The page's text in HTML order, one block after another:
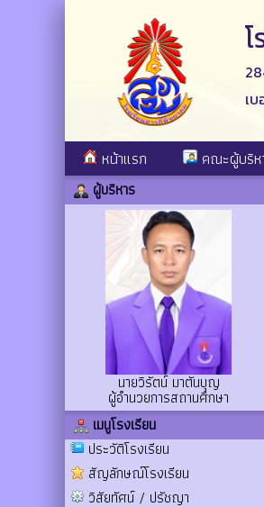
เ
หน้าแรก คณะผู้บริห
ผู้บริหาร
นายวิรัตน์ มาตันบุญ
ผู้อำนวยการสถานศึกษา
เมนูโรงเรียน
ประวัติโรงเรียน
สัญลักษณ์โรงเรียน
วิสัยทัศน์ / ปรัชญา